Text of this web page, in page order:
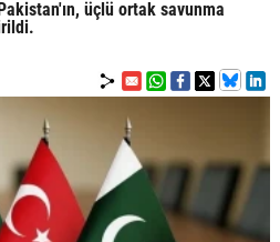
üçlü ortak savunma